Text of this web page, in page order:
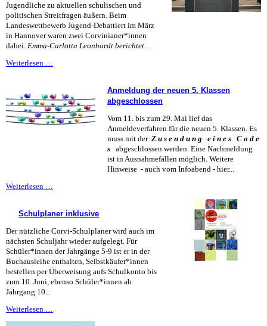
Jugendliche zu aktuellen schulischen und
politischen Streitfragen äußern. Beim
Landeswettbewerb Jugend-Debattiert im März
in Hannover waren zwei Corvinianer*innen
dabei. Emma-Carlotta Leonhardt berichtet...
Weiterlesen …
Anmeldung der neuen 5. Klassen
abgeschlossen
Vom 11. bis zum 29. Mai lief das
Anmeldeverfahren für die neuen 5. Klassen. Es
muss mit der Z u s e n d u n g e i n e s C o d e
s abgeschlossen werden. Eine Nachmeldung
ist in Ausnahmefällen möglich. Weitere
Hinweise - auch vom Infoabend - hier...
Weiterlesen …
5.
Klassen
abgeschlossen
Schulplaner inklusive
Der nützliche Corvi-Schulplaner wird auch im
nächsten Schuljahr wieder aufgelegt. Für
Schüler*innen der Jahrgänge 5-9 ist er in der
Buchausleihe enthalten, Selbstkäufer*innen
bestellen per Überweisung aufs Schulkonto bis
zum 10. Juni, ebenso Schüler*innen ab
Jahrgang 10...
Weiterlesen …